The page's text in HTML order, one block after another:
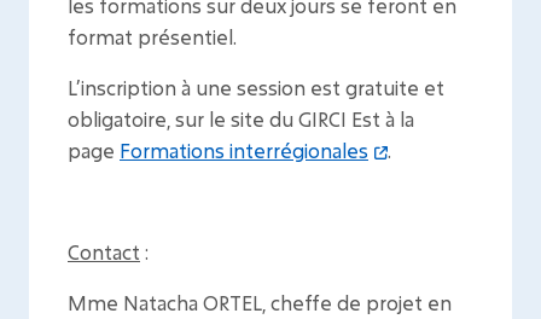
format présentiel.
L’inscription à une session est gratuite et
obligatoire, sur le site du GIRCI Est à la
page Formations interrégionales .
Contact :
Mme Natacha ORTEL, cheffe de projet en